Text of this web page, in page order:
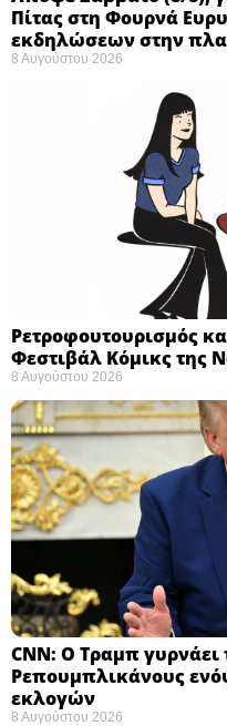
Πίτας στη Φουρνά
εκδηλώσεων στην
8 Αυγούστου 2026
Ρετροφουτουρισμός
Φεστιβάλ Κόμικς της
8 Αυγούστου 2026
CNN: Ο Τραμπ γυρνάει
Ρεπουμπλικάνους
εκλογών ​
8 Αυγούστου 2026